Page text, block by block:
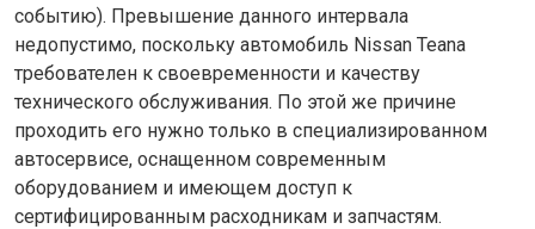
событию). Превышение данного интервала
недопустимо, поскольку автомобиль Nissan Teana
требователен к своевременности и качеству
технического обслуживания. По этой же причине
проходить его нужно только в специализированном
автосервисе, оснащенном современным
оборудованием и имеющем доступ к
сертифицированным расходникам и запчастям.